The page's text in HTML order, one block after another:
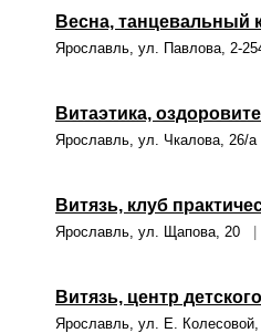
Весна, танцевальный
Ярославль, ул. Павлова, 2-
Витаэтика,
Ярославль, ул. Чкалова, 26/а
Витязь, клуб
Ярославль, ул. Щапова, 20
Витязь, центр
Ярославль, ул. Е.